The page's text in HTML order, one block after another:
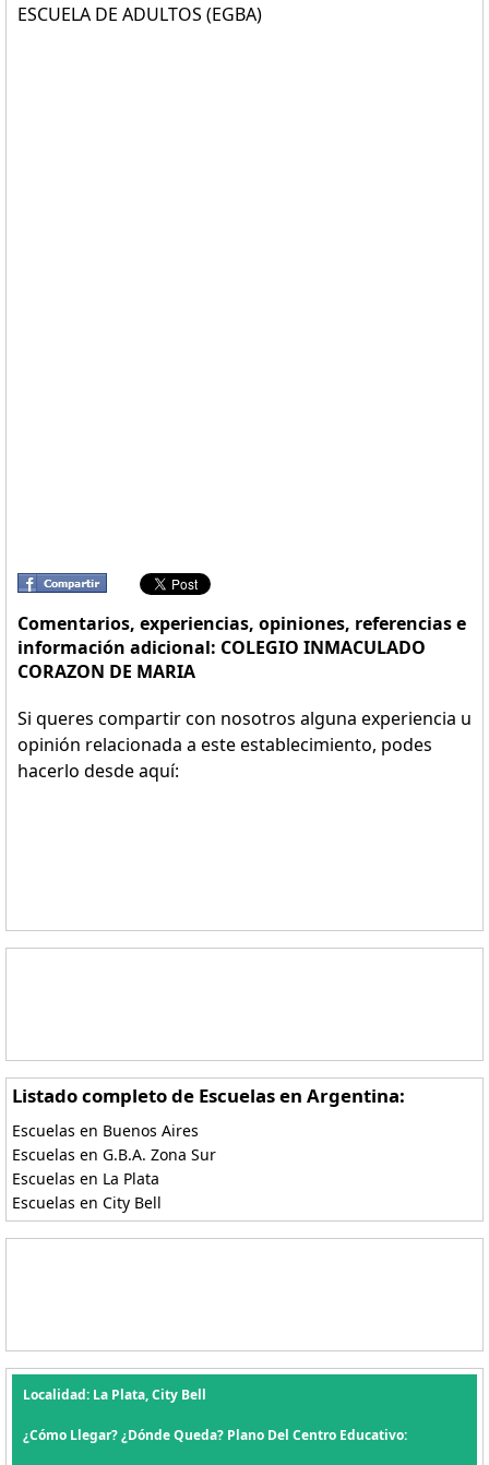
ESCUELA DE ADULTOS (EGBA)
Comentarios, experiencias, opiniones, referencias e
información adicional: COLEGIO INMACULADO
CORAZON DE MARIA
Si queres compartir con nosotros alguna experiencia u
opinión relacionada a este establecimiento, podes
hacerlo desde aquí:
Listado completo de Escuelas en Argentina:
Escuelas en Buenos Aires
Escuelas en G.B.A. Zona Sur
Escuelas en La Plata
Escuelas en City Bell
Localidad: La Plata, City Bell
¿Cómo Llegar? ¿Dónde Queda? Plano Del Centro Educativo: